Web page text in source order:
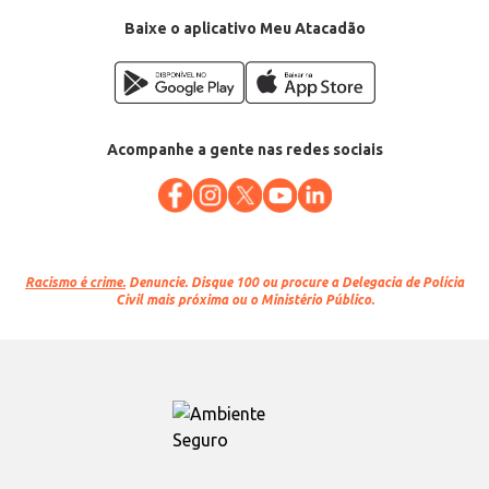
Baixe o aplicativo Meu Atacadão
Acompanhe a gente nas redes sociais
Racismo é crime. Denuncie. Disque 100 ou procure a Delegacia de Polícia
Civil mais próxima ou o Ministério Público.